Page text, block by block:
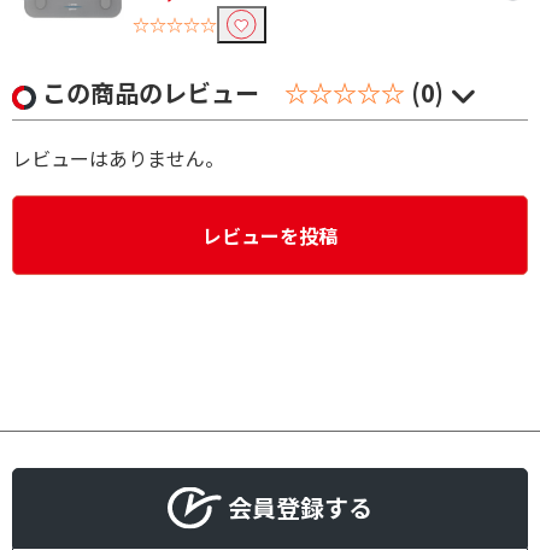
☆☆☆☆☆
この商品のレビュー ☆☆☆☆☆ (0)
レビューはありません。
レビューを投稿
会員登録する